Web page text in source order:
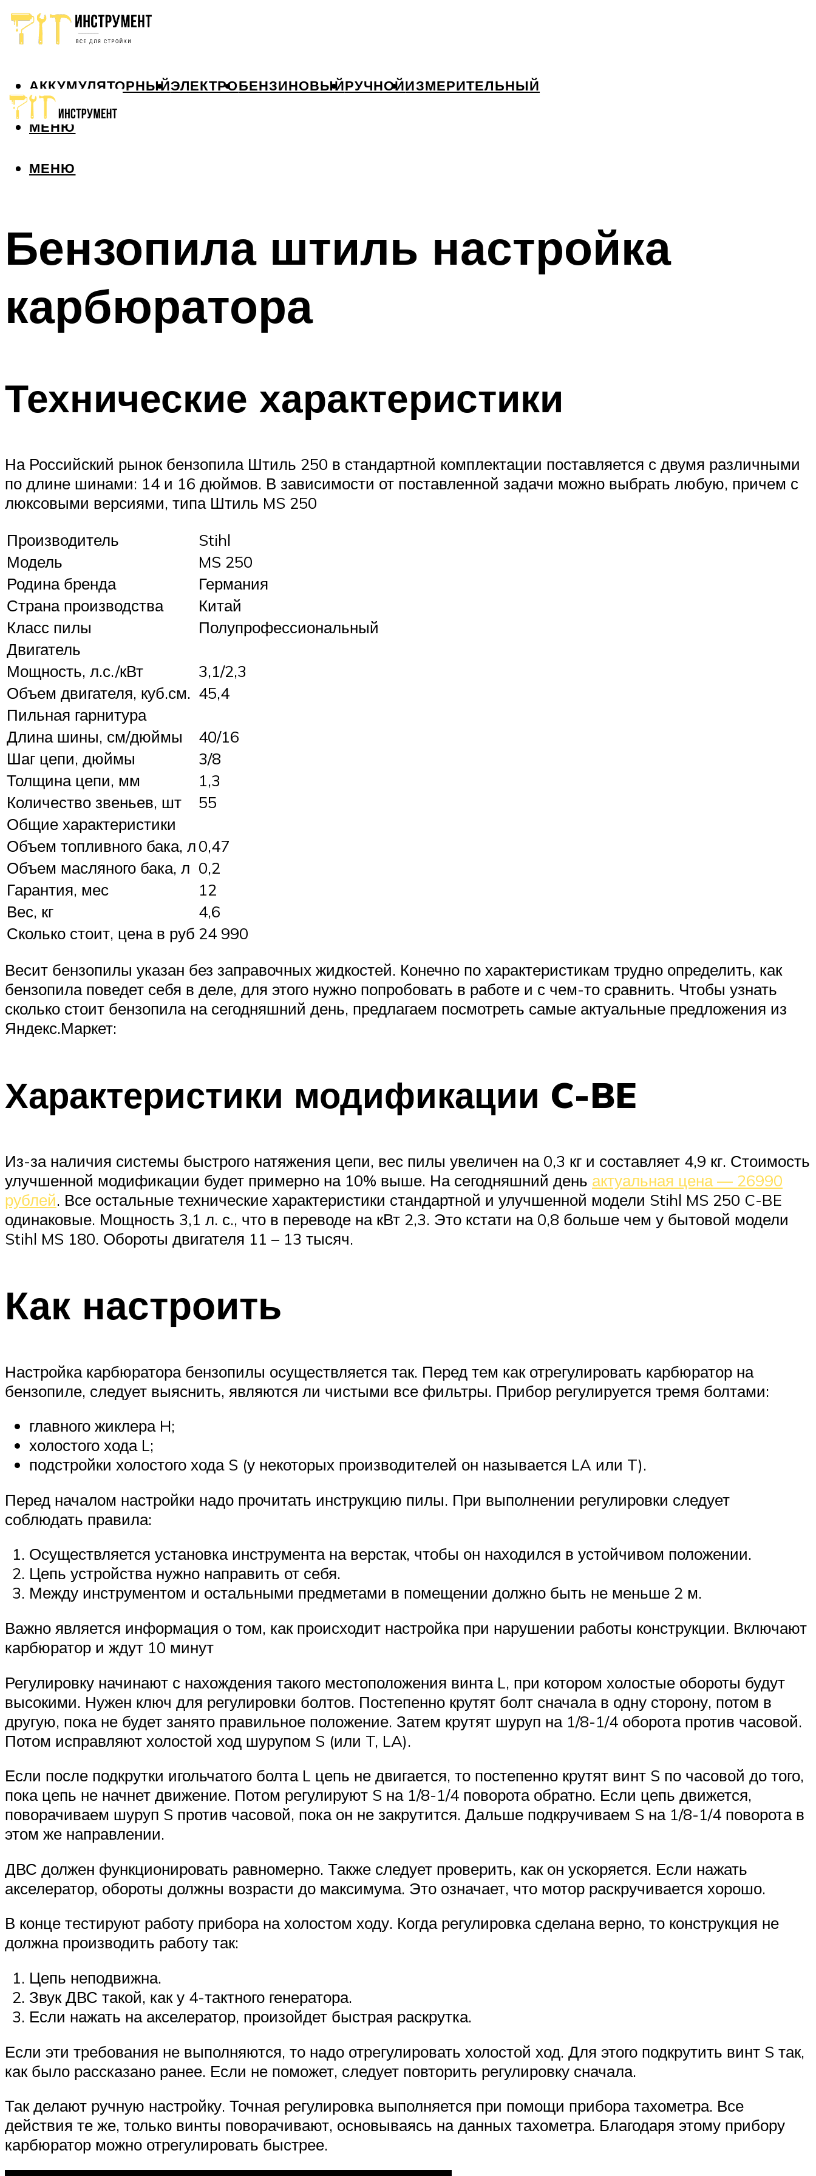
АККУМУЛЯТОРНЫЙЭЛЕКТРОБЕНЗИНОВЫЙРУЧНОЙИЗМЕРИТЕЛЬНЫЙ
МЕНЮ
МЕНЮ
Бензопила штиль настройка
карбюратора
Технические характеристики
На Российский рынок бензопила Штиль 250 в стандартной комплектации поставляется с двумя различными
по длине шинами: 14 и 16 дюймов. В зависимости от поставленной задачи можно выбрать любую, причем с
люксовыми версиями, типа Штиль MS 250
Производитель
Stihl
Модель
MS 250
Родина бренда
Германия
Страна производства
Китай
Класс пилы
Полупрофессиональный
Двигатель
Мощность, л.с./кВт
3,1/2,3
Объем двигателя, куб.см. 45,4
Пильная гарнитура
Длина шины, см/дюймы
40/16
Шаг цепи, дюймы
3/8
Толщина цепи, мм
1,3
Количество звеньев, шт
55
Общие характеристики
Объем топливного бака, л0,47
Объем масляного бака, л 0,2
Гарантия, мес
12
Вес, кг
4,6
Сколько стоит, цена в руб 24 990
Весит бензопилы указан без заправочных жидкостей. Конечно по характеристикам трудно определить, как
бензопила поведет себя в деле, для этого нужно попробовать в работе и с чем-то сравнить. Чтобы узнать
сколько стоит бензопила на сегодняшний день, предлагаем посмотреть самые актуальные предложения из
Яндекс.Маркет:
Характеристики модификации C-BE
Из-за наличия системы быстрого натяжения цепи, вес пилы увеличен на 0,3 кг и составляет 4,9 кг. Стоимость
улучшенной модификации будет примерно на 10% выше. На сегодняшний день актуальная цена — 26990
рублей. Все остальные технические характеристики стандартной и улучшенной модели Stihl MS 250 C-BE
одинаковые. Мощность 3,1 л. с., что в переводе на кВт 2,3. Это кстати на 0,8 больше чем у бытовой модели
Stihl MS 180. Обороты двигателя 11 – 13 тысяч.
Как настроить
Настройка карбюратора бензопилы осуществляется так. Перед тем как отрегулировать карбюратор на
бензопиле, следует выяснить, являются ли чистыми все фильтры. Прибор регулируется тремя болтами:
главного жиклера H;
холостого хода L;
подстройки холостого хода S (у некоторых производителей он называется LA или T).
Перед началом настройки надо прочитать инструкцию пилы. При выполнении регулировки следует
соблюдать правила:
Осуществляется установка инструмента на верстак, чтобы он находился в устойчивом положении.
Цепь устройства нужно направить от себя.
Между инструментом и остальными предметами в помещении должно быть не меньше 2 м.
Важно является информация о том, как происходит настройка при нарушении работы конструкции. Включают
карбюратор и ждут 10 минут
Регулировку начинают с нахождения такого местоположения винта L, при котором холостые обороты будут
высокими. Нужен ключ для регулировки болтов. Постепенно крутят болт сначала в одну сторону, потом в
другую, пока не будет занято правильное положение. Затем крутят шуруп на 1/8-1/4 оборота против часовой.
Потом исправляют холостой ход шурупом S (или T, LA).
Если после подкрутки игольчатого болта L цепь не двигается, то постепенно крутят винт S по часовой до того,
пока цепь не начнет движение. Потом регулируют S на 1/8-1/4 поворота обратно. Если цепь движется,
поворачиваем шуруп S против часовой, пока он не закрутится. Дальше подкручиваем S на 1/8-1/4 поворота в
этом же направлении.
ДВС должен функционировать равномерно. Также следует проверить, как он ускоряется. Если нажать
акселератор, обороты должны возрасти до максимума. Это означает, что мотор раскручивается хорошо.
В конце тестируют работу прибора на холостом ходу. Когда регулировка сделана верно, то конструкция не
должна производить работу так:
Цепь неподвижна.
Звук ДВС такой, как у 4-тактного генератора.
Если нажать на акселератор, произойдет быстрая раскрутка.
Если эти требования не выполняются, то надо отрегулировать холостой ход. Для этого подкрутить винт S так,
как было рассказано ранее. Если не поможет, следует повторить регулировку сначала.
Так делают ручную настройку. Точная регулировка выполняется при помощи прибора тахометра. Все
действия те же, только винты поворачивают, основываясь на данных тахометра. Благодаря этому прибору
карбюратор можно отрегулировать быстрее.